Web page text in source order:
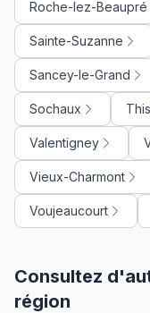
Roche-lez-Beaupré
Sainte-Suzanne
Sancey-le-Grand
Sochaux
Valentigney
Vieux-Charmont
Voujeaucourt
Consultez
région